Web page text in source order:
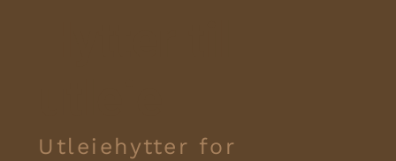
Utleiehytter for